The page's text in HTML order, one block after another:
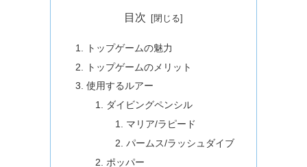
目次
トップゲームの魅力
トップゲームのメリット
使用するルアー
ダイビングペンシル
マリア/ラピード
パームス/ラッシュダイブ
ポッパー